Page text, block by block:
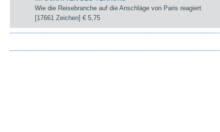
Wie die Reisebranche auf die Anschläge von Paris reagiert
[17661 Zeichen]€ 5,75